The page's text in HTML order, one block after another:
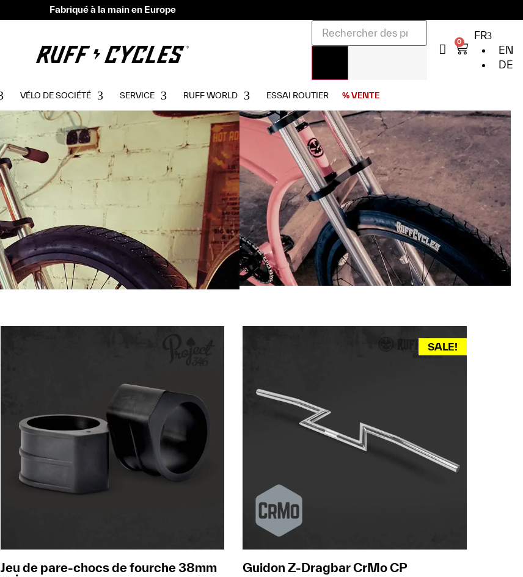
Fabriqué à la main en Europe
0
FR
EN
DE
VÉLO DE SOCIÉTÉ SERVICE RUFF WORLD ESSAI ROUTIER % VENTE
Jeu de pare-chocs de fourche 38mm
SALE!
Guidon Z-Dragbar CrMo CP